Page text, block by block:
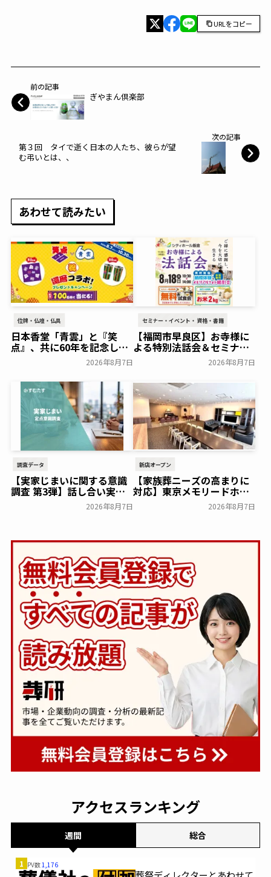
URLをコピー
前の記事
ぎやまん倶楽部
次の記事
第３回 タイで逝く日本の人たち、彼らが望
む弔いとは、、
あわせて読みたい
位牌・仏壇・仏具
日本香堂「青雲」と『笑
点』、共に60年を記念した
初コラボ！オリジナルグッ
ズのプレゼントキャンペー
ンを実施～日本香堂～
一般公開
2026年8月7日
セミナー・イベント・資格・書籍
【福岡市早良区】お寺様に
よる特別法話会＆セミナー
特典「無料試食会」を8月
18日(月)にシティホール飯
倉にて開催！～ベルコ～
一般公開
2026年8月7日
調査データ
【実家じまいに関する意識
調査 第3弾】話し合い実施
率は29.5％で前回から低
下。「大相続時代」でも家
2026年8月7日
新店オープン
【家族葬ニーズの高まりに
対応】東京メモリードホー
ルに貸切型家族葬空間『第
８ホール～Living～』オー
2026年8月7日
アクセスランキング
週間 総合
1 PV数1,176